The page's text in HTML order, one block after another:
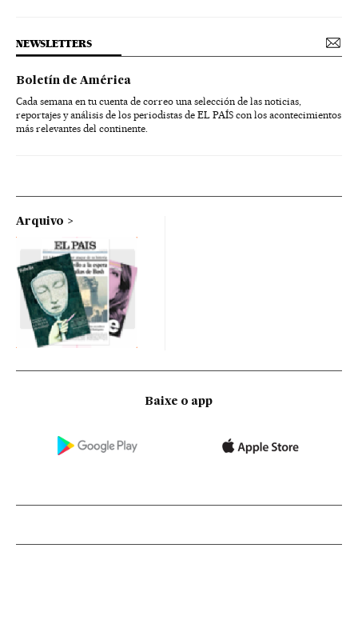
NEWSLETTERS
Boletín de América
Cada semana en tu cuenta de correo una selección de las noticias,
reportajes y análisis de los periodistas de EL PAÍS con los acontecimientos
más relevantes del continente.
Arquivo
Baixe o app